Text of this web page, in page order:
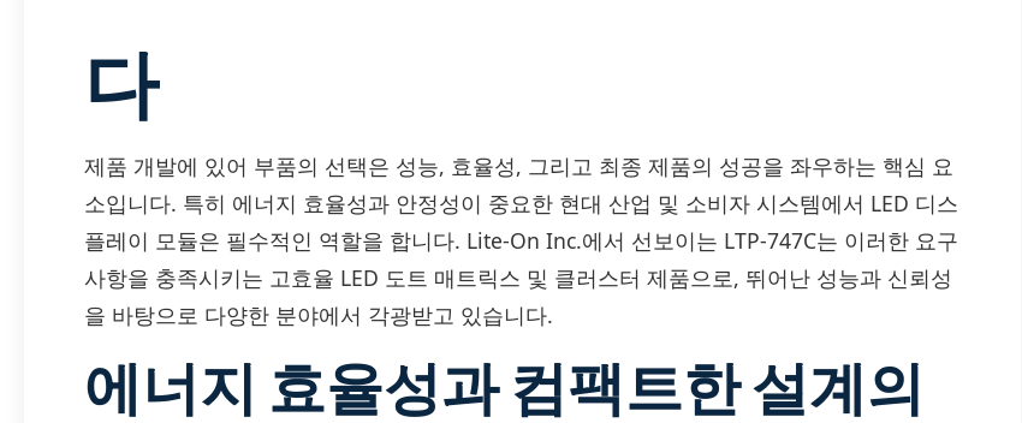
다
제품 개발에 있어 부품의 선택은 성능, 효율성, 그리고 최종 제품의 성공을 좌우하는 핵심 요
소입니다. 특히 에너지 효율성과 안정성이 중요한 현대 산업 및 소비자 시스템에서 LED 디스
플레이 모듈은 필수적인 역할을 합니다. Lite-On Inc.에서 선보이는 LTP-747C는 이러한 요구
사항을 충족시키는 고효율 LED 도트 매트릭스 및 클러스터 제품으로, 뛰어난 성능과 신뢰성
을 바탕으로 다양한 분야에서 각광받고 있습니다.
에너지 효율성과 컴팩트한 설계의